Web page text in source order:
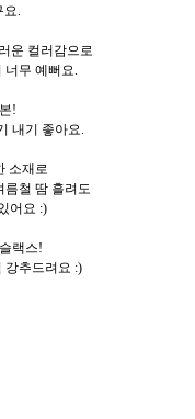
요.
운 컬러감으로
너무 예뻐요.
!
내기 좋아요.
소재로
름철 땀 흘려도
어요 :)
랙스!
강추드려요 :)